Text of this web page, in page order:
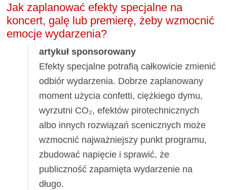
Jak zaplanować efekty specjalne na
koncert, galę lub premierę, żeby wzmocnić
emocje wydarzenia?
artykuł sponsorowany
Efekty specjalne potrafią całkowicie zmienić
odbiór wydarzenia. Dobrze zaplanowany
moment użycia confetti, ciężkiego dymu,
wyrzutni CO₂, efektów pirotechnicznych
albo innych rozwiązań scenicznych może
wzmocnić najważniejszy punkt programu,
zbudować napięcie i sprawić, że
publiczność zapamięta wydarzenie na
długo.